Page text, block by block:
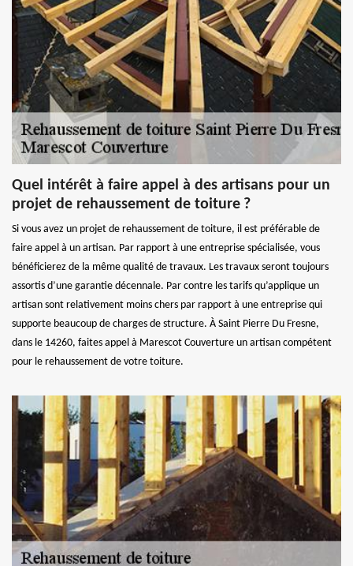
Quel intérêt à faire appel à des artisans pour un
projet de rehaussement de toiture ?
Si vous avez un projet de rehaussement de toiture, il est préférable de
faire appel à un artisan. Par rapport à une entreprise spécialisée, vous
bénéficierez de la même qualité de travaux. Les travaux seront toujours
assortis d’une garantie décennale. Par contre les tarifs qu’applique un
artisan sont relativement moins chers par rapport à une entreprise qui
supporte beaucoup de charges de structure. À Saint Pierre Du Fresne,
dans le 14260, faites appel à Marescot Couverture un artisan compétent
pour le rehaussement de votre toiture.